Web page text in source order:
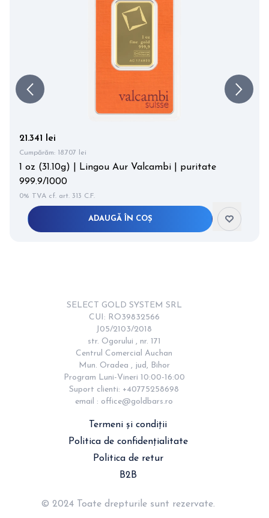
21.341 lei
Cumpărăm: 18.707 lei
1 oz (31.10g) | Lingou Aur Valcambi | puritate
999.9/1000
0% TVA cf. art. 313 C.F.
ADAUGĂ ÎN COȘ
SELECT GOLD SYSTEM SRL
CUI: RO39832566
J05/2103/2018
str. Ogorului , nr. 171
Centrul Comercial Auchan
Mun. Oradea , jud, Bihor
Program Luni-Vineri 10:00-16:00
Suport clienti: +40775258698
email : office@goldbars.ro
Termeni și condiții
Politica de confidențialitate
Politica de retur
B2B
© 2024 Toate drepturile sunt rezervate.